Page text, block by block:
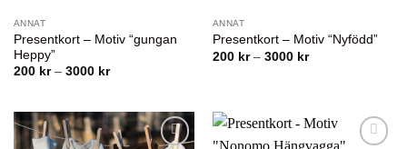
ANNAT
Presentkort – Motiv “gungan
Heppy”
200 kr – 3000 krPrisintervall:
ANNAT
Presentkort – Motiv “Nyfödd”
200 kr – 3000 krPrisintervall: